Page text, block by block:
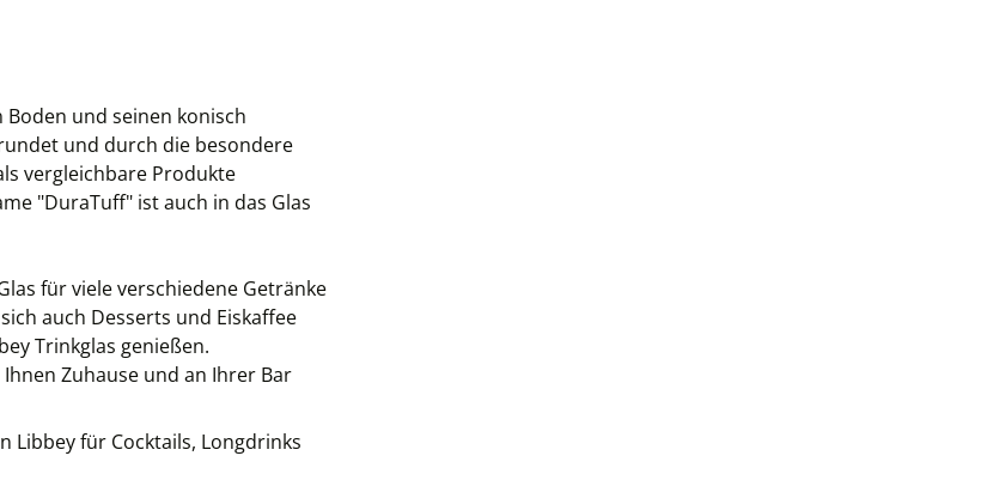
und seinen konisch
und durch die besondere
vergleichbare Produkte
"DuraTuff" ist auch in das Glas
für viele verschiedene Getränke
auch Desserts und Eiskaffee
Trinkglas genießen.
Zuhause und an Ihrer Bar
Libbey für Cocktails, Longdrinks